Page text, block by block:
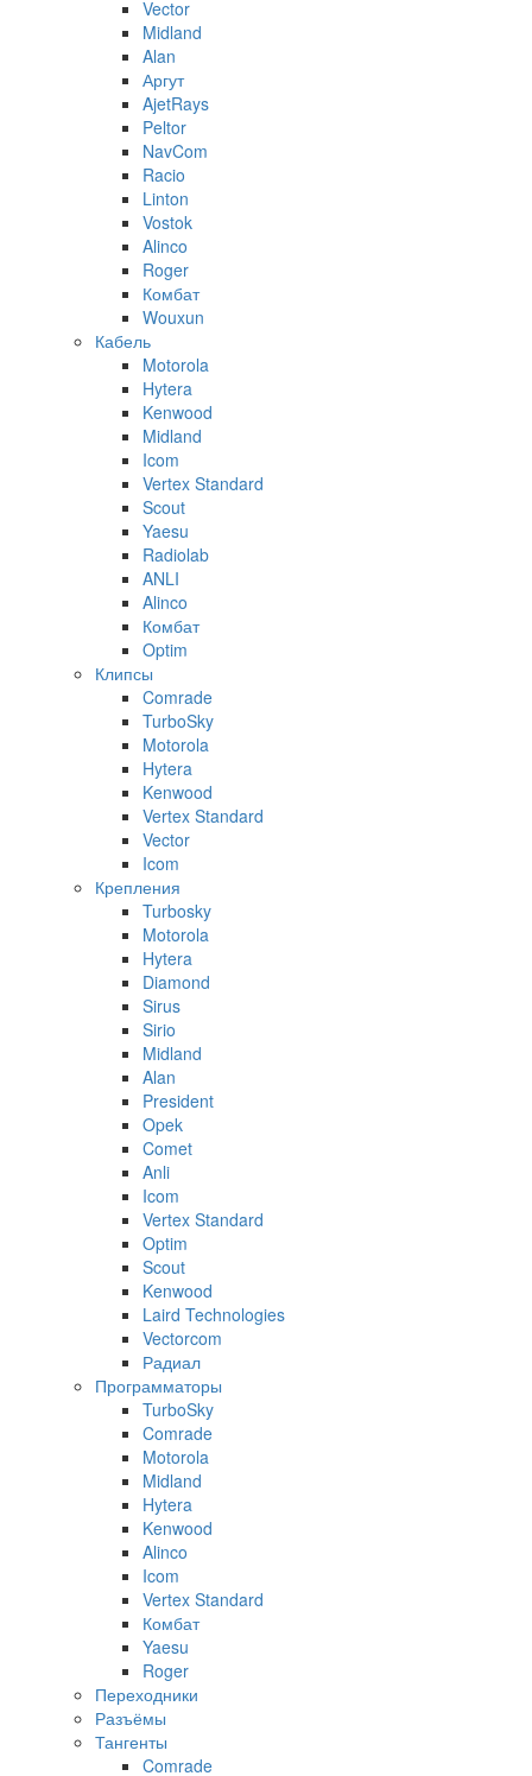
Vector
Midland
Alan
Аргут
AjetRays
Peltor
NavCom
Racio
Linton
Vostok
Alinco
Roger
Комбат
Wouxun
Кабель
Motorola
Hytera
Kenwood
Midland
Icom
Vertex Standard
Scout
Yaesu
Radiolab
ANLI
Alinco
Комбат
Optim
Клипсы
Comrade
TurboSky
Motorola
Hytera
Kenwood
Vertex Standard
Vector
Icom
Крепления
Turbosky
Motorola
Hytera
Diamond
Sirus
Sirio
Midland
Alan
President
Opek
Comet
Anli
Icom
Vertex Standard
Optim
Scout
Kenwood
Laird Technologies
Vectorcom
Радиал
Программаторы
TurboSky
Comrade
Motorola
Midland
Hytera
Kenwood
Alinco
Icom
Vertex Standard
Комбат
Yaesu
Roger
Переходники
Разъёмы
Тангенты
Comrade